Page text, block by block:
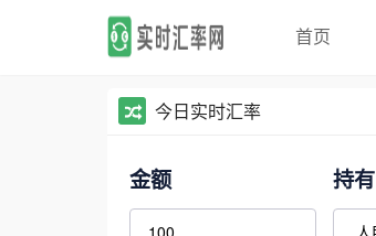
首页
今日实时汇率
金额 持有